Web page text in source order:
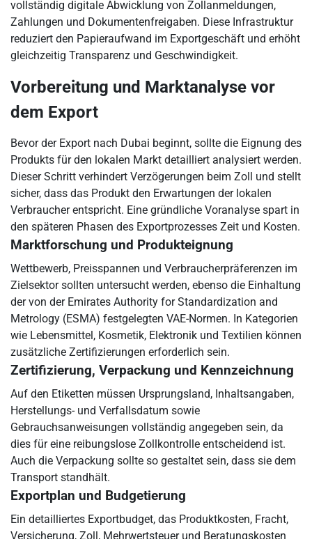
vollständig digitale Abwicklung von Zollanmeldungen,
Zahlungen und Dokumentenfreigaben. Diese Infrastruktur
reduziert den Papieraufwand im Exportgeschäft und erhöht
gleichzeitig Transparenz und Geschwindigkeit.
Vorbereitung und Marktanalyse vor
dem Export
Bevor der Export nach Dubai beginnt, sollte die Eignung des
Produkts für den lokalen Markt detailliert analysiert werden.
Dieser Schritt verhindert Verzögerungen beim Zoll und stellt
sicher, dass das Produkt den Erwartungen der lokalen
Verbraucher entspricht. Eine gründliche Voranalyse spart in
den späteren Phasen des Exportprozesses Zeit und Kosten.
Marktforschung und Produkteignung
Wettbewerb, Preisspannen und Verbraucherpräferenzen im
Zielsektor sollten untersucht werden, ebenso die Einhaltung
der von der Emirates Authority for Standardization and
Metrology (ESMA) festgelegten VAE-Normen. In Kategorien
wie Lebensmittel, Kosmetik, Elektronik und Textilien können
zusätzliche Zertifizierungen erforderlich sein.
Zertifizierung, Verpackung und Kennzeichnung
Auf den Etiketten müssen Ursprungsland, Inhaltsangaben,
Herstellungs- und Verfallsdatum sowie
Gebrauchsanweisungen vollständig angegeben sein, da
dies für eine reibungslose Zollkontrolle entscheidend ist.
Auch die Verpackung sollte so gestaltet sein, dass sie dem
Transport standhält.
Exportplan und Budgetierung
Ein detailliertes Exportbudget, das Produktkosten, Fracht,
Versicherung, Zoll, Mehrwertsteuer und Beratungskosten